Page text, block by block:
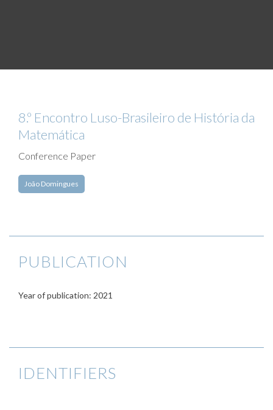
8.º Encontro Luso-Brasileiro de História da
Matemática
Conference Paper
João Domingues
PUBLICATION
Year of publication: 2021
IDENTIFIERS